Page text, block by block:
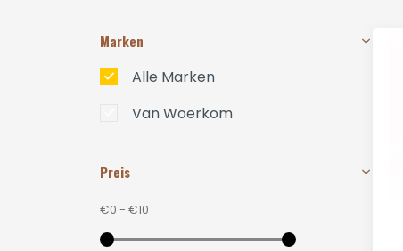
Marken
Alle Marken
Van Woerkom
Preis
€0 - €10